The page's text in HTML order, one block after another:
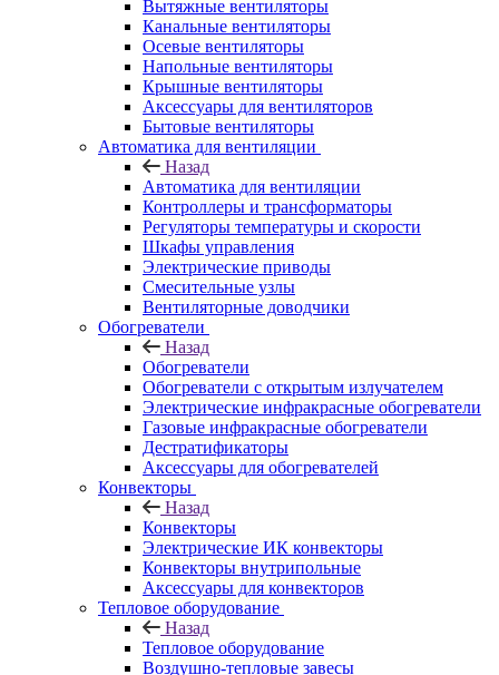
Вытяжные вентиляторы
Канальные вентиляторы
Осевые вентиляторы
Напольные вентиляторы
Крышные вентиляторы
Аксессуары для вентиляторов
Бытовые вентиляторы
Автоматика для вентиляции
Назад
Автоматика для вентиляции
Контроллеры и трансформаторы
Регуляторы температуры и скорости
Шкафы управления
Электрические приводы
Смесительные узлы
Вентиляторные доводчики
Обогреватели
Назад
Обогреватели
Обогреватели с открытым излучателем
Электрические инфракрасные обогреватели
Газовые инфракрасные обогреватели
Дестратификаторы
Аксессуары для обогревателей
Конвекторы
Назад
Конвекторы
Электрические ИК конвекторы
Конвекторы внутрипольные
Аксессуары для конвекторов
Тепловое оборудование
Назад
Тепловое оборудование
Воздушно-тепловые завесы